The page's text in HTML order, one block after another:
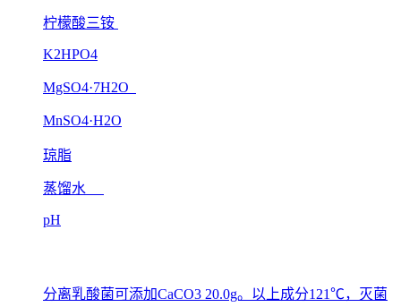
柠檬酸三铵
K2HPO4
MgSO4·7H2O
MnSO4·H2O
琼脂
蒸馏水
pH
分离乳酸菌可添加CaCO3 20.0g。以上成分121℃，灭菌